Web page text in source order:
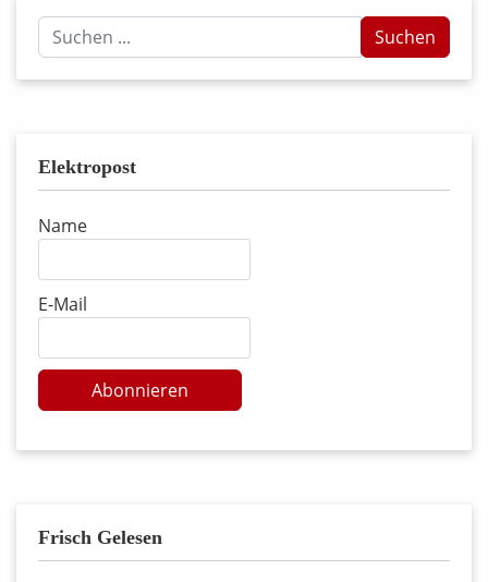
Suchen
...
Suchen
Elektropost
Name
E-Mail
Abonnieren
Frisch Gelesen